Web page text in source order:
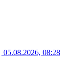
05.08.2026, 08:28